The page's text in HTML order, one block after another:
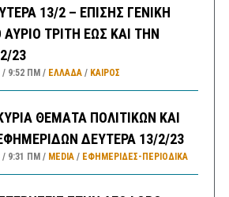
13/2 – ΕΠΙΣΗΣ ΓΕΝΙΚΗ
ΤΡΙΤΗ ΕΩΣ ΚΑΙ ΤΗΝ
23
9:52 ΠΜ ΕΛΛΑΔA/ ΚΑΙΡΌΣ
ΘΕΜΑΤΑ ΠΟΛΙΤΙΚΩΝ ΚΑΙ
ΔΕΥΤΕΡΑ 13/2/23
9:31 ΠΜ MEDIA/ ΕΦΗΜΕΡΊΔΕΣ-ΠΕΡΙΟΔΙΚΆ